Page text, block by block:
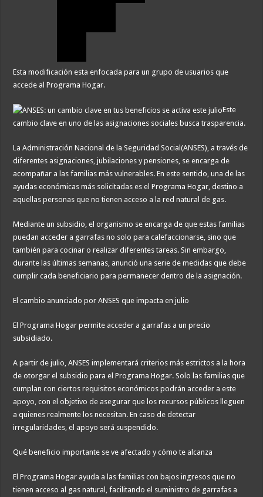
Esta modificación esta enfocada para un grupo de usuarios que
accede al Programa Hogar.
Este
cambio clave en uno de las asignaciones sociales busca trasparencia.
La Administración Nacional de la Seguridad Social(ANSES), a través de
diferentes asignaciones, jubilaciones y pensiones, se encarga de
acompañar a las familias más vulnerables. En este sentido, una de las
ayudas económicas más solicitadas es el Programa Hogar, destino a
aquellas personas que no tienen acceso a la red natural de gas.
Mediante un subsidio, el organismo se encarga de que estas familias
puedan acceder a garrafas no solo para calefaccionarse, sino que
también para cocinar o realizar diferentes tareas. Sin embargo,
durante las últimas semanas, anunció una serie de medidas que debe
cumplir cada beneficiario para permanecer dentro de la asignación.
El cambio anunciado por ANSES que impacta en julio
El Programa Hogar permite acceder a garrafas a un precio
subsidiado.
A partir de julio, ANSES implementará criterios más estrictos a la hora
de otorgar el subsidio para el Programa Hogar. Solo las familias que
cumplan con ciertos requisitos económicos podrán acceder a este
apoyo, con el objetivo de asegurar que los recursos públicos lleguen
a quienes realmente los necesitan. En caso de detectar
irregularidades, el apoyo será suspendido.
Qué beneficio importante se ve afectado y cómo te alcanza
El Programa Hogar ayuda a las familias con bajos ingresos que no
tienen acceso al gas natural, facilitando el suministro de garrafas a